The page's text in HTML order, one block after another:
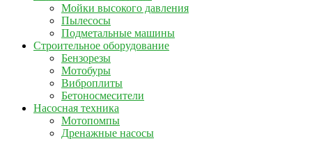
Мойки высокого давления
Пылесосы
Подметальные машины
Строительное оборудование
Бензорезы
Мотобуры
Виброплиты
Бетоносмесители
Насосная техника
Мотопомпы
Дренажные насосы